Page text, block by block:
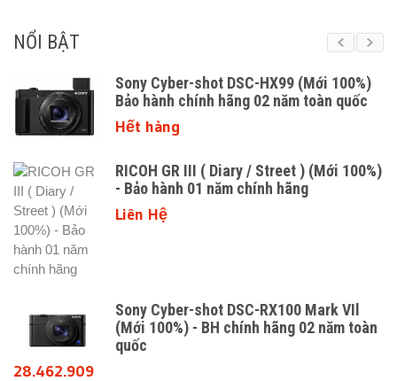
NỔI BẬT
Canon PowerShot G7X Mark III (Mới
100%) Bảo hành chính hãng
GIÁ LIÊN HỆ
Máy chụp một lần Fuji Simple Ace 27
kiểu